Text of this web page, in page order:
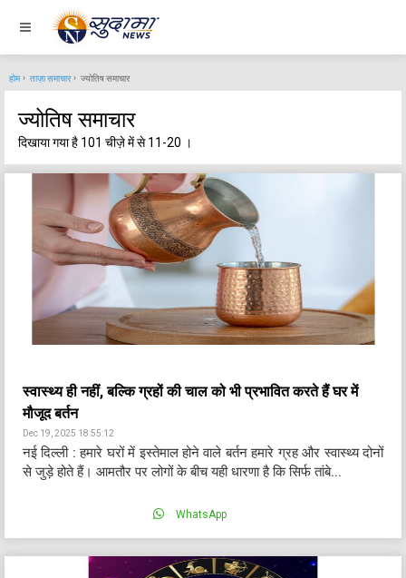
होम ताज़ा समाचार ज्योतिष समाचार
ज्योतिष समाचार
दिखाया गया है 101 चीज़े में से 11-20 ।
स्वास्थ्य ही नहीं, बल्कि ग्रहों की चाल को भी प्रभावित करते हैं घर में
मौजूद बर्तन
Dec 19, 2025 18:55:12
नई दिल्ली : हमारे घरों में इस्तेमाल होने वाले बर्तन हमारे ग्रह और स्वास्थ्य दोनों
से जुड़े होते हैं। आमतौर पर लोगों के बीच यही धारणा है कि सिर्फ तांबे...
WhatsApp